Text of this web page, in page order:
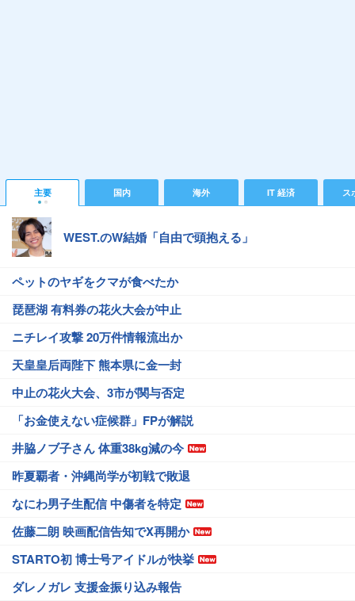
主要 国内 海外 IT 経済 ス
WEST.のW結婚「自由で頭抱える」
ペットのヤギをクマが食べたか
琵琶湖 有料券の花火大会が中止
ニチレイ攻撃 20万件情報流出か
天皇皇后両陛下 熊本県に金一封
中止の花火大会、3市が関与否定
「お金使えない症候群」FPが解説
井脇ノブ子さん 体重38kg減の今
昨夏覇者・沖縄尚学が初戦で敗退
なにわ男子生配信 中傷者を特定
佐藤二朗 映画配信告知でX再開か
STARTO初 博士号アイドルが快挙
ダレノガレ 支援金振り込み報告